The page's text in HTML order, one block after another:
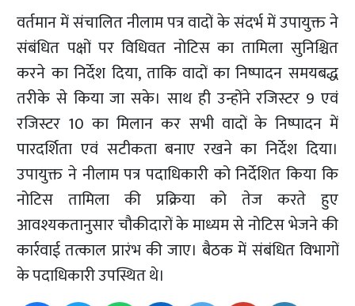
वर्तमान में संचालित नीलाम पत्र वादों के संदर्भ में उपायुक्त ने
संबंधित पक्षों पर विधिवत नोटिस का तामिला सुनिश्चित
करने का निर्देश दिया, ताकि वादों का निष्पादन समयबद्ध
तरीके से किया जा सके। साथ ही उन्होंने रजिस्टर 9 एवं
रजिस्टर 10 का मिलान कर सभी वादों के निष्पादन में
पारदर्शिता एवं सटीकता बनाए रखने का निर्देश दिया।
उपायुक्त ने नीलाम पत्र पदाधिकारी को निर्देशित किया कि
नोटिस तामिला की प्रक्रिया को तेज करते हुए
आवश्यकतानुसार चौकीदारों के माध्यम से नोटिस भेजने की
कार्रवाई तत्काल प्रारंभ की जाए। बैठक में संबंधित विभागों
के पदाधिकारी उपस्थित थे।